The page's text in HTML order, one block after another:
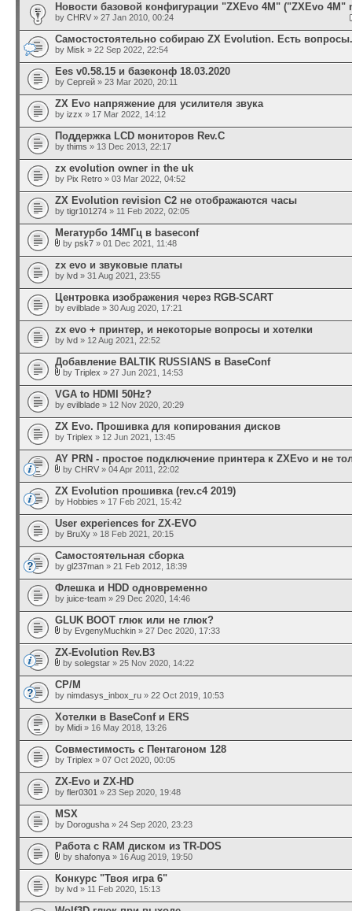
Новости базовой конфигурации "ZXEvo 4M" ("ZXEvo 4M"
by CHRV » 27 Jan 2010, 00:24
Самостостоятельно собираю ZX Evolution. Есть вопросы.
by Misk » 22 Sep 2022, 22:54
Ees v0.58.15 и базеконф 18.03.2020
by Сергей » 23 Mar 2020, 20:11
ZX Evo напряжение для усилителя звука
by izzx » 17 Mar 2022, 14:12
Поддержка LCD мониторов Rev.C
by thims » 13 Dec 2013, 22:17
zx evolution owner in the uk
by Pix Retro » 03 Mar 2022, 04:52
ZX Evolution revision C2 не отображаются часы
by tigr101274 » 11 Feb 2022, 02:05
Мегатурбо 14МГц в baseconf
by psk7 » 01 Dec 2021, 11:48
zx evo и звуковые платы
by lvd » 31 Aug 2021, 23:55
Центровка изображения через RGB-SCART
by evilblade » 30 Aug 2020, 17:21
zx evo + принтер, и некоторые вопросы и хотелки
by lvd » 12 Aug 2021, 22:52
Добавление BALTIK RUSSIANS в BaseConf
by Triplex » 27 Jun 2021, 14:53
VGA to HDMI 50Hz?
by evilblade » 12 Nov 2020, 20:29
ZX Evo. Прошивка для копирования дисков
by Triplex » 12 Jun 2021, 13:45
AY PRN - простое подключение принтера к ZXEvo и не
by CHRV » 04 Apr 2011, 22:02
ZX Evolution прошивка (rev.c4 2019)
by Hobbies » 17 Feb 2021, 15:42
User experiences for ZX-EVO
by BruXy » 18 Feb 2021, 20:15
Самостоятельная сборка
by gl237man » 21 Feb 2012, 18:39
Флешка и HDD одновременно
by juice-team » 29 Dec 2020, 14:46
GLUK BOOT глюк или не глюк?
by EvgenyMuchkin » 27 Dec 2020, 17:33
ZX-Evolution Rev.B3
by solegstar » 25 Nov 2020, 14:22
CP/M
by nimdasys_inbox_ru » 22 Oct 2019, 10:53
Хотелки в BaseConf и ERS
by Midi » 16 May 2018, 13:26
Совместимость с Пентагоном 128
by Triplex » 07 Oct 2020, 00:05
ZX-Evo и ZX-HD
by fler0301 » 23 Sep 2020, 19:48
MSX
by Dorogusha » 24 Sep 2020, 23:23
Работа с RAM диском из TR-DOS
by shafonya » 16 Aug 2019, 19:50
Конкурс "Твоя игра 6"
by lvd » 11 Feb 2020, 15:13